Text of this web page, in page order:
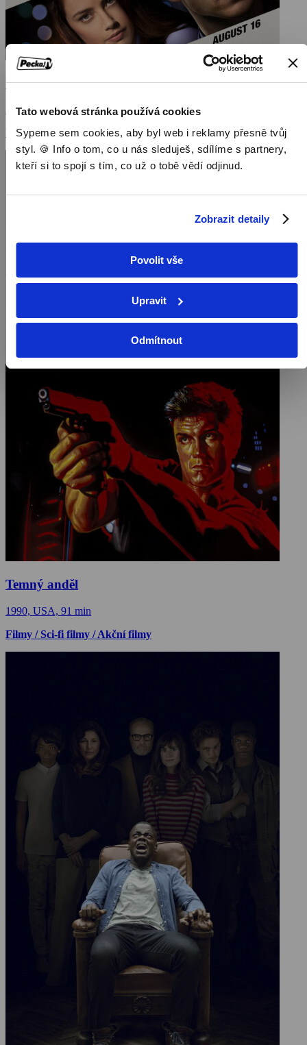
Tato webová stránka používá cookies
Sypeme sem cookies, aby byl web i reklamy přesně tvůj
styl. 🍪 Info o tom, co u nás sleduješ, sdílíme s partnery,
kteří si to spojí s tím, co už o tobě vědí odjinud.
Zobrazit detaily
Povolit vše
Upravit
Odmítnout
Špionáž
2013, USA, Francie, 120 min
Filmy / Krimi filmy / Thrillery / Dramatické filmy
Temný anděl
1990, USA, 91 min
Filmy / Sci-fi filmy / Akční filmy